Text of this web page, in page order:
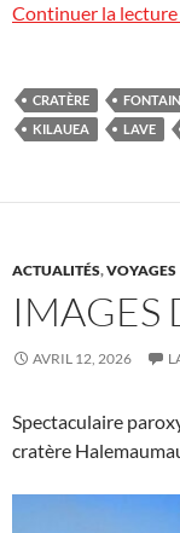
Continuer la lecture
CRATÈRE
KILAUEA
LAVE
ACTUALITÉS,VOYAGES
IMAGES
AVRIL 12, 2026
Spectaculaire
cratère